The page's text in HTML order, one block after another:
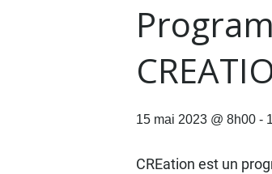
15 mai 2023 @ 8h00 -
CREation est un